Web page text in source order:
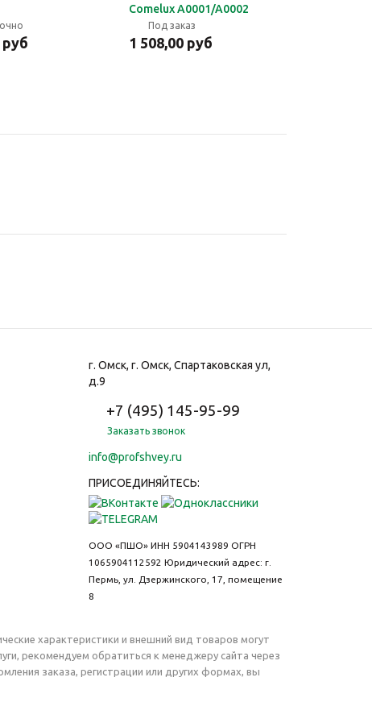
руб
Comelux A0001/A0002
Под заказ
1 508,00 руб
г. Омск, г. Омск, Спартаковская ул,
д.9
+7 (495) 145-95-99
Заказать звонок
info@profshvey.ru
ПРИСОЕДИНЯЙТЕСЬ:
ООО «ПШО» ИНН 5904143989 ОГРН
1065904112592 Юридический адрес: г.
Пермь, ул. Дзержинского, 17, помещение
8
характеристики и внешний вид товаров могут
рекомендуем обратиться к менеджеру сайта через
заказа, регистрации или других формах, вы